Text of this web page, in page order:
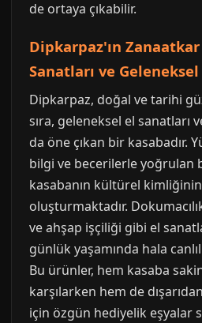
de ortaya çıkabilir.
Dipkarpaz'ın Zanaatkar
Sanatları ve
Dipkarpaz, doğal ve tarihi
sıra, geleneksel el sanatları
da öne çıkan bir kasabadır.
bilgi ve becerilerle yoğrulan
kasabanın kültürel
oluşturmaktadır.
ve ahşap işçiliği gibi el
günlük yaşamında hala
Bu ürünler, hem kasaba
karşılarken hem de
için özgün hediyelik eşyalar